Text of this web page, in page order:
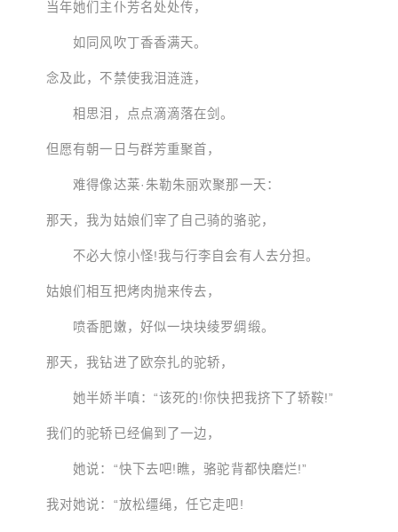
当年她们主仆芳名处处传，
如同风吹丁香香满天。
念及此，不禁使我泪涟涟，
相思泪，点点滴滴落在剑。
但愿有朝一日与群芳重聚首，
难得像达莱·朱勒朱丽欢聚那一天：
那天，我为姑娘们宰了自己骑的骆驼，
不必大惊小怪!我与行李自会有人去分担。
姑娘们相互把烤肉抛来传去，
喷香肥嫩，好似一块块绫罗绸缎。
那天，我钻进了欧奈扎的驼轿，
她半娇半嗔：“该死的!你快把我挤下了轿鞍!”
我们的驼轿已经偏到了一边，
她说：“快下去吧!瞧，骆驼背都快磨烂!”
我对她说：“放松缰绳，任它走吧!